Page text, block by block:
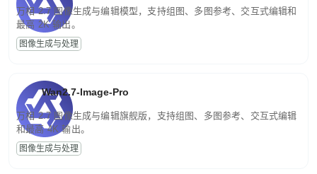
万相 2.7 图像生成与编辑模型，支持组图、多图参考、交互式编辑和
最高 2K 输出。
图像生成与处理
Wan2.7-Image-Pro
万相 2.7 图像生成与编辑旗舰版，支持组图、多图参考、交互式编辑
和最高 4K 输出。
图像生成与处理